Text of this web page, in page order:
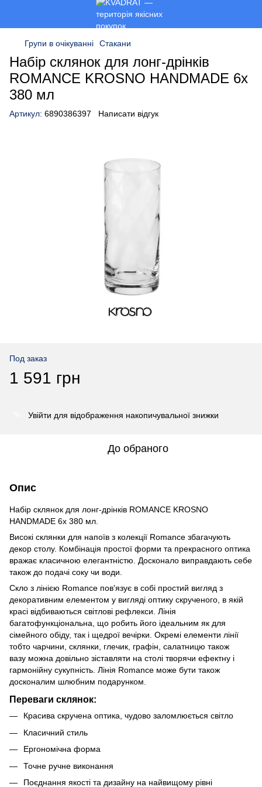
Групи в очікуванні Стакани
Набір склянок для лонг-дрінків
ROMANCE KROSNO HANDMADE 6x
380 мл
Артикул: 6890386397 Написати відгук
Под заказ
1 591 грн
Увійти для відображення накопичувальної знижки
До обраного
Опис
Набір склянок для лонг-дрінків ROMANCE KROSNO
HANDMADE 6x 380 мл.
Високі склянки для напоїв з колекції Romance збагачують
декор столу. Комбінація простої форми та прекрасного оптика
вражає класичною елегантністю. Досконало виправдають себе
також до подачі соку чи води.
Скло з лінією Romance пов'язує в собі простий вигляд з
декоративним елементом у вигляді оптику скрученого, в якій
красі відбиваються світлові рефлекси. Лінія
багатофункціональна, що робить його ідеальним як для
сімейного обіду, так і щедрої вечірки. Окремі елементи лінії
тобто чарчини, склянки, глечик, графiн, салатницю також
вазу можна довільно зіставляти на столі творячи ефектну і
гармонійну сукупність. Лінія Romance може бути також
досконалим шлюбним подарунком.
Переваги склянок:
Красива скручена оптика, чудово заломлюється світло
Класичний стиль
Ергономічна форма
Точне ручне виконання
Поєднання якості та дизайну на найвищому рівні